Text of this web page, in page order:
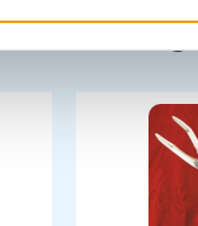
deze